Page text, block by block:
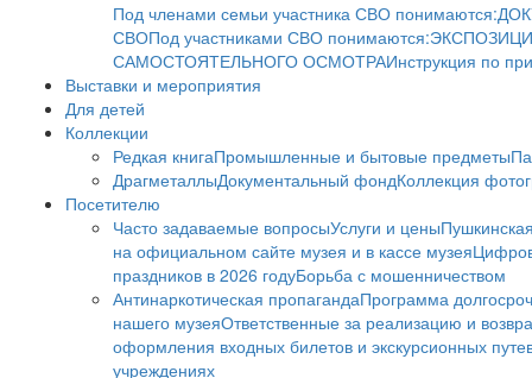
Под членами семьи участника СВО понимаются:
СВОПод участниками СВО понимаются:
САМОСТОЯТЕЛЬНОГО ОСМОТРАИнструкция по
Выставки и мероприятия
Для детей
Коллекции
Редкая книгаПромышленные и бытовые предметы
ДрагметаллыДокументальный фондКоллекция
Посетителю
Часто задаваемые вопросыУслуги и цены
на официальном сайте музея и в кассе музея
праздников в 2026 годуБорьба с мошенничеством
Антинаркотическая пропагандаПрограмма
нашего музеяОтветственные за реализацию и
оформления входных билетов и экскурсионных
учреждениях